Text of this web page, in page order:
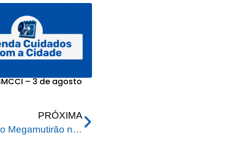
– 3 de agosto
PRÓXIMA
Prefeitura realiza segundo Megamutirão na Baixada da Sobral